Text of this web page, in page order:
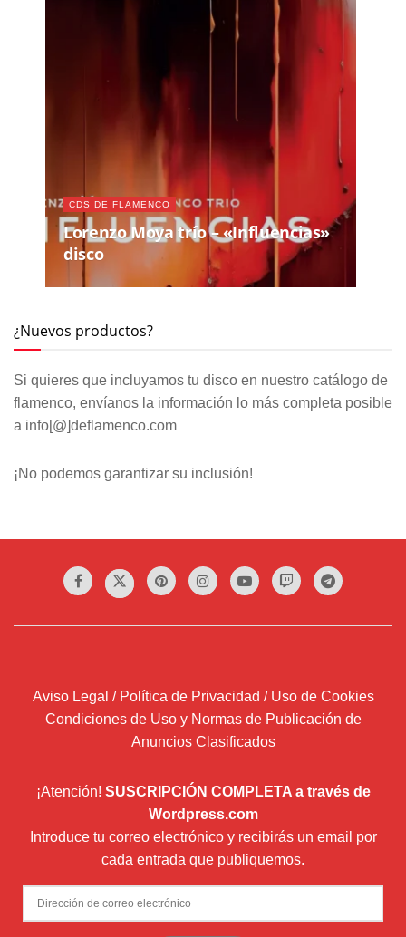
CDS DE FLAMENCO
Lorenzo Moya trío – «Influencias»
disco
¿Nuevos productos?
Si quieres que incluyamos tu disco en nuestro catálogo de
flamenco, envíanos la información lo más completa posible
a info[@]deflamenco.com
¡No podemos garantizar su inclusión!
Aviso Legal / Política de Privacidad / Uso de Cookies
Condiciones de Uso y Normas de Publicación de
Anuncios Clasificados
¡Atención! SUSCRIPCIÓN COMPLETA a través de
Wordpress.com
Introduce tu correo electrónico y recibirás un email por
cada entrada que publiquemos.
Dirección
de